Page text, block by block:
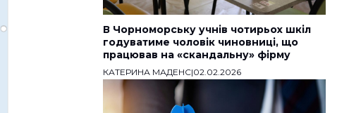
В Чорноморську учнів чотирьох шкіл
годуватиме чоловік чиновниці, що
працював на «скандальну» фірму
КАТЕРИНА МАДЕНС|02.02.2026